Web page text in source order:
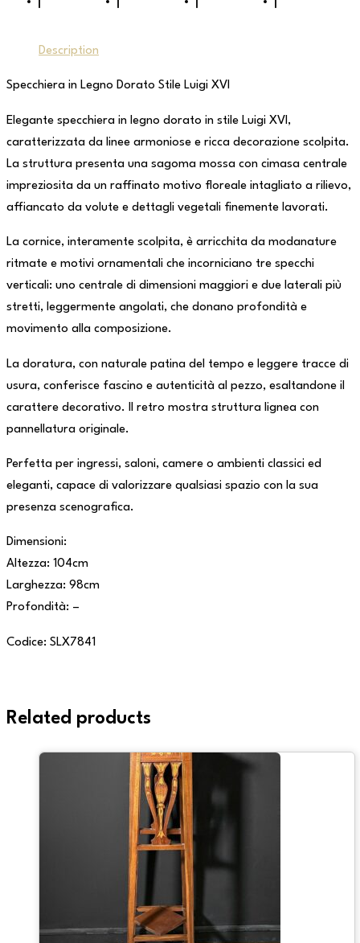
Description
Specchiera in Legno Dorato Stile Luigi XVI
Elegante specchiera in legno dorato in stile Luigi XVI,
caratterizzata da linee armoniose e ricca decorazione scolpita.
La struttura presenta una sagoma mossa con cimasa centrale
impreziosita da un raffinato motivo floreale intagliato a rilievo,
affiancato da volute e dettagli vegetali finemente lavorati.
La cornice, interamente scolpita, è arricchita da modanature
ritmate e motivi ornamentali che incorniciano tre specchi
verticali: uno centrale di dimensioni maggiori e due laterali più
stretti, leggermente angolati, che donano profondità e
movimento alla composizione.
La doratura, con naturale patina del tempo e leggere tracce di
usura, conferisce fascino e autenticità al pezzo, esaltandone il
carattere decorativo. Il retro mostra struttura lignea con
pannellatura originale.
Perfetta per ingressi, saloni, camere o ambienti classici ed
eleganti, capace di valorizzare qualsiasi spazio con la sua
presenza scenografica.
Dimensioni:
Altezza: 104cm
Larghezza: 98cm
Profondità: –
Codice: SLX7841
Related products